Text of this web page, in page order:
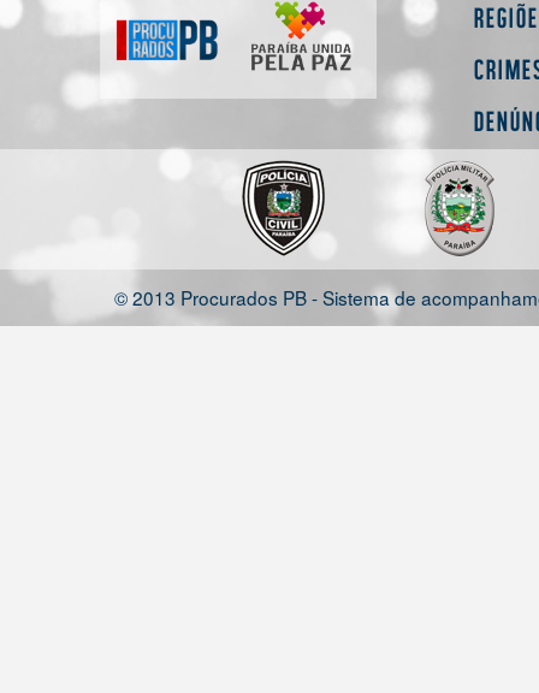
© 2013 Procurados PB - Sistema de